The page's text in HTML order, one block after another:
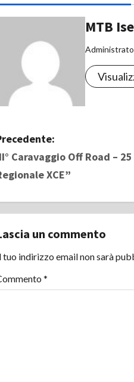
MTB
Caravaggio Off Road –
XCE”
un commento
tuo indirizzo email non sarà
*